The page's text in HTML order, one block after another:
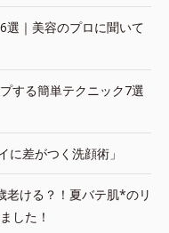
選｜美容のプロに聞いて
する簡単テクニック7選
に差がつく洗顔術」
老ける？！夏バテ肌*のリ
した！